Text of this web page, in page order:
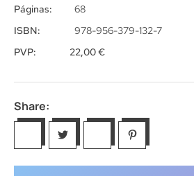
Páginas:
ISBN:
68
978-956-379-132-7
PVP:
22,00€
Share: